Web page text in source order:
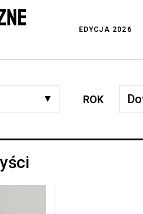
EDYCJA 2026
ROK